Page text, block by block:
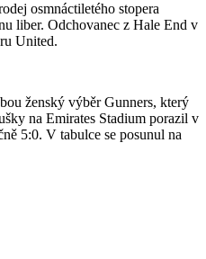
osmnáctiletého stopera
liber. Odchovanec z Hale End v
United.
ženský výběr Gunners, který
na Emirates Stadium porazil v
5:0. V tabulce se posunul na